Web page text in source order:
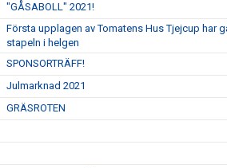
"GÅSABOLL" 2021!
Första upplagen av Tomatens Hus Tjejcup har
stapeln i helgen
SPONSORTRÄFF!
Julmarknad 2021
GRÄSROTEN